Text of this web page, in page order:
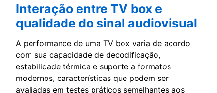
Interação entre TV box e
qualidade do sinal audiovisual
A performance de uma TV box varia de acordo
com sua capacidade de decodificação,
estabilidade térmica e suporte a formatos
modernos, características que podem ser
avaliadas em testes práticos semelhantes aos